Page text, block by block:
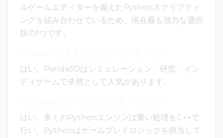
ルゲームエディターを備えたPythonスクリプティ
ングを組み合わせているため、現在最も強力な選択
肢の1つです。
はい。Panda3Dはシミュレーション、研究、イン
ディゲームで依然として人気があります。
はい。多くのPythonエンジンは重い処理をC++で
行い、Pythonはゲームプレイロジックを担当して